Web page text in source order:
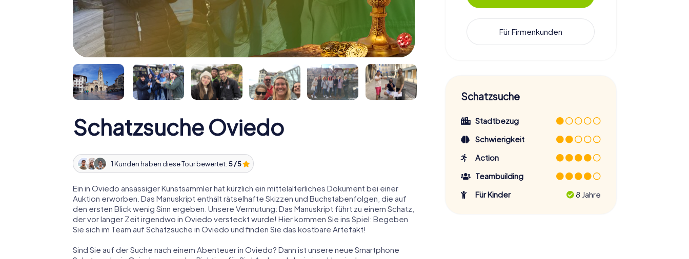
Schatzsuche Oviedo
1 Kunden haben diese Tour bewertet:5 / 5
Ein in Oviedo ansässiger Kunstsammler hat kürzlich ein mittelalterliches Dokument bei einer
Auktion erworben. Das Manuskript enthält rätselhafte Skizzen und Buchstabenfolgen, die auf
den ersten Blick wenig Sinn ergeben. Unsere Vermutung: Das Manuskript führt zu einem Schatz,
der vor langer Zeit irgendwo in Oviedo versteckt wurde! Hier kommen Sie ins Spiel: Begeben
Sie sich im Team auf Schatzsuche in Oviedo und finden Sie das kostbare Artefakt!
Sind Sie auf der Suche nach einem Abenteuer in Oviedo? Dann ist unsere neue Smartphone
Für Firmenkunden
Schatzsuche
Stadtbezug
Schwierigkeit
Action
Teambuilding
Für Kinder
8 Jahre